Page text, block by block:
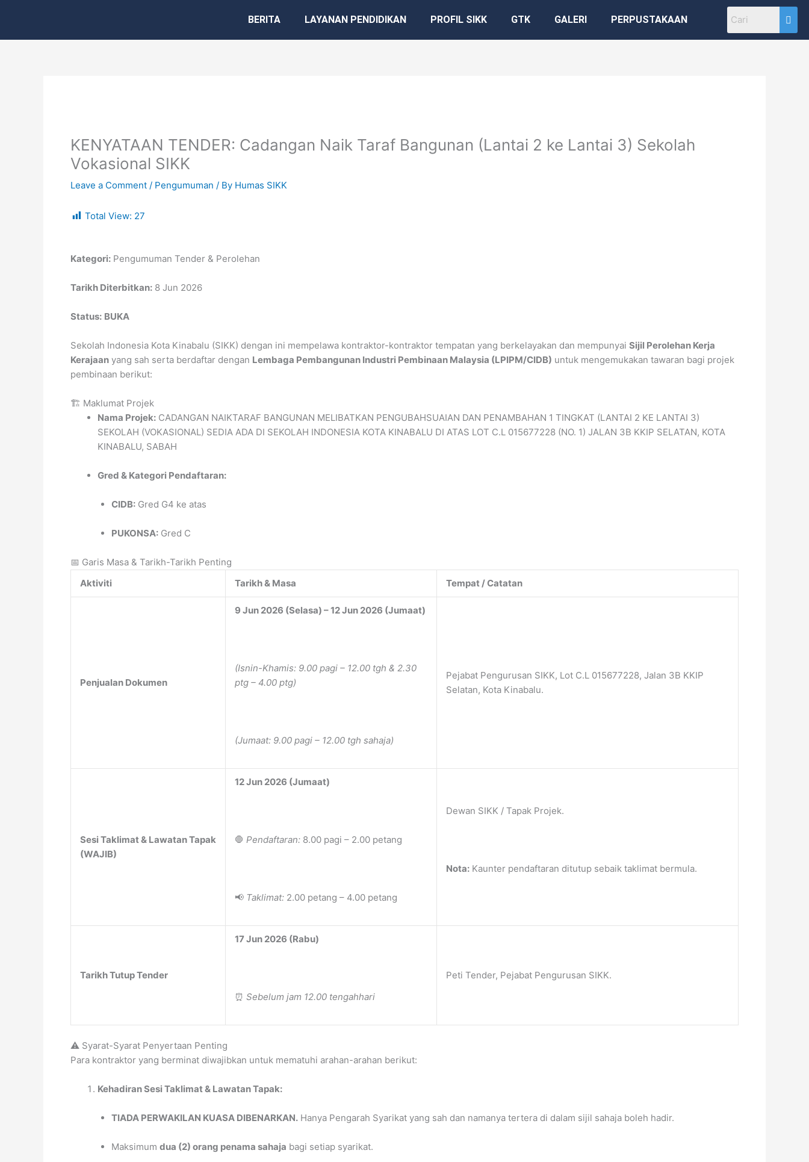
BERITA LAYANAN PENDIDIKAN PROFIL SIKK GTK GALERI PERPUSTAKAAN
KENYATAAN TENDER: Cadangan Naik Taraf Bangunan (Lantai 2 ke Lantai 3) Sekolah
Vokasional SIKK
Leave a Comment / Pengumuman / By Humas SIKK
Total View: 27
Kategori: Pengumuman Tender & Perolehan
Tarikh Diterbitkan: 8 Jun 2026
Status: BUKA
Sekolah Indonesia Kota Kinabalu (SIKK) dengan ini mempelawa kontraktor-kontraktor tempatan yang berkelayakan dan mempunyai Sijil Perolehan Kerja
Kerajaan yang sah serta berdaftar dengan Lembaga Pembangunan Industri Pembinaan Malaysia (LPIPM/CIDB) untuk mengemukakan tawaran bagi projek
pembinaan berikut:
🏗️ Maklumat Projek
Nama Projek: CADANGAN NAIKTARAF BANGUNAN MELIBATKAN PENGUBAHSUAIAN DAN PENAMBAHAN 1 TINGKAT (LANTAI 2 KE LANTAI 3)
SEKOLAH (VOKASIONAL) SEDIA ADA DI SEKOLAH INDONESIA KOTA KINABALU DI ATAS LOT C.L 015677228 (NO. 1) JALAN 3B KKIP SELATAN, KOTA
KINABALU, SABAH
Gred & Kategori Pendaftaran:
CIDB:Gred G4 ke atas
PUKONSA:Gred C
📅 Garis Masa & Tarikh-Tarikh Penting
Aktiviti
Tarikh & Masa Tempat / Catatan
Penjualan Dokumen
9 Jun 2026 (Selasa) – 12 Jun 2026 (Jumaat)
(Isnin-Khamis: 9.00 pagi – 12.00 tgh & 2.30
ptg – 4.00 ptg)
(Jumaat: 9.00 pagi – 12.00 tgh sahaja)
Pejabat Pengurusan SIKK, Lot C.L 015677228, Jalan 3B KKIP
Selatan, Kota Kinabalu.
Sesi Taklimat & Lawatan Tapak
(WAJIB)
12 Jun 2026 (Jumaat)
🛑 Pendaftaran: 8.00 pagi – 2.00 petang
📢 Taklimat: 2.00 petang – 4.00 petang
Dewan SIKK / Tapak Projek.
Nota: Kaunter pendaftaran ditutup sebaik taklimat bermula.
Tarikh Tutup Tender
17 Jun 2026 (Rabu)
⏰ Sebelum jam 12.00 tengahhari
Peti Tender, Pejabat Pengurusan SIKK.
⚠️ Syarat-Syarat Penyertaan Penting
Para kontraktor yang berminat diwajibkan untuk mematuhi arahan-arahan berikut:
Kehadiran Sesi Taklimat & Lawatan Tapak:
TIADA PERWAKILAN KUASA DIBENARKAN.Hanya Pengarah Syarikat yang sah dan namanya tertera di dalam sijil sahaja boleh hadir.
Maksimum dua (2) orang penama sahaja bagi setiap syarikat.